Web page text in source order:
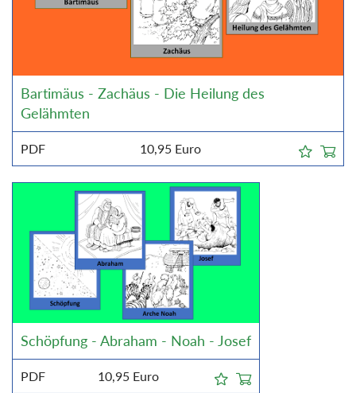
Bartimäus - Zachäus - Die Heilung des
Gelähmten
PDF 10,95 Euro
Schöpfung - Abraham - Noah - Josef
PDF 10,95 Euro